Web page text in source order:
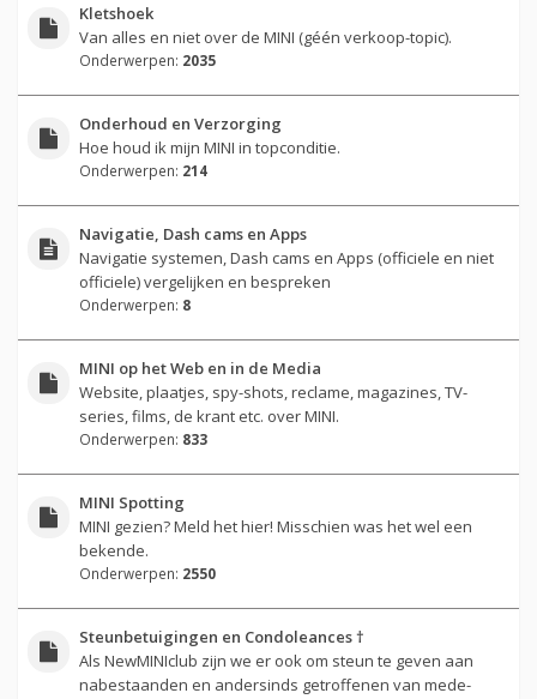
Kletshoek
Van alles en niet over de MINI (géén verkoop-topic).
Onderwerpen: 2035
Onderhoud en Verzorging
Hoe houd ik mijn MINI in topconditie.
Onderwerpen: 214
Navigatie, Dash cams en Apps
Navigatie systemen, Dash cams en Apps (officiele en niet
officiele) vergelijken en bespreken
Onderwerpen: 8
MINI op het Web en in de Media
Website, plaatjes, spy-shots, reclame, magazines, TV-
series, films, de krant etc. over MINI.
Onderwerpen: 833
MINI Spotting
MINI gezien? Meld het hier! Misschien was het wel een
bekende.
Onderwerpen: 2550
Steunbetuigingen en Condoleances †
Als NewMINIclub zijn we er ook om steun te geven aan
nabestaanden en andersinds getroffenen van mede-